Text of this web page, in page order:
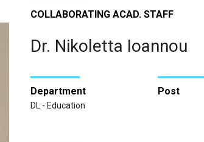
COLLABORATING ACAD. STAFF
Dr. Nikoletta Ioannou
Department
DL - Education
Post